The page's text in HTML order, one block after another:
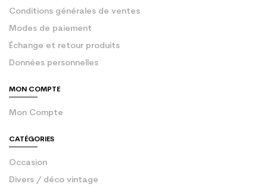
Conditions générales de ventes
Modes de paiement
Échange et retour produits
Données personnelles
MON COMPTE
Mon Compte
CATÉGORIES
Occasion
Divers / déco vintage